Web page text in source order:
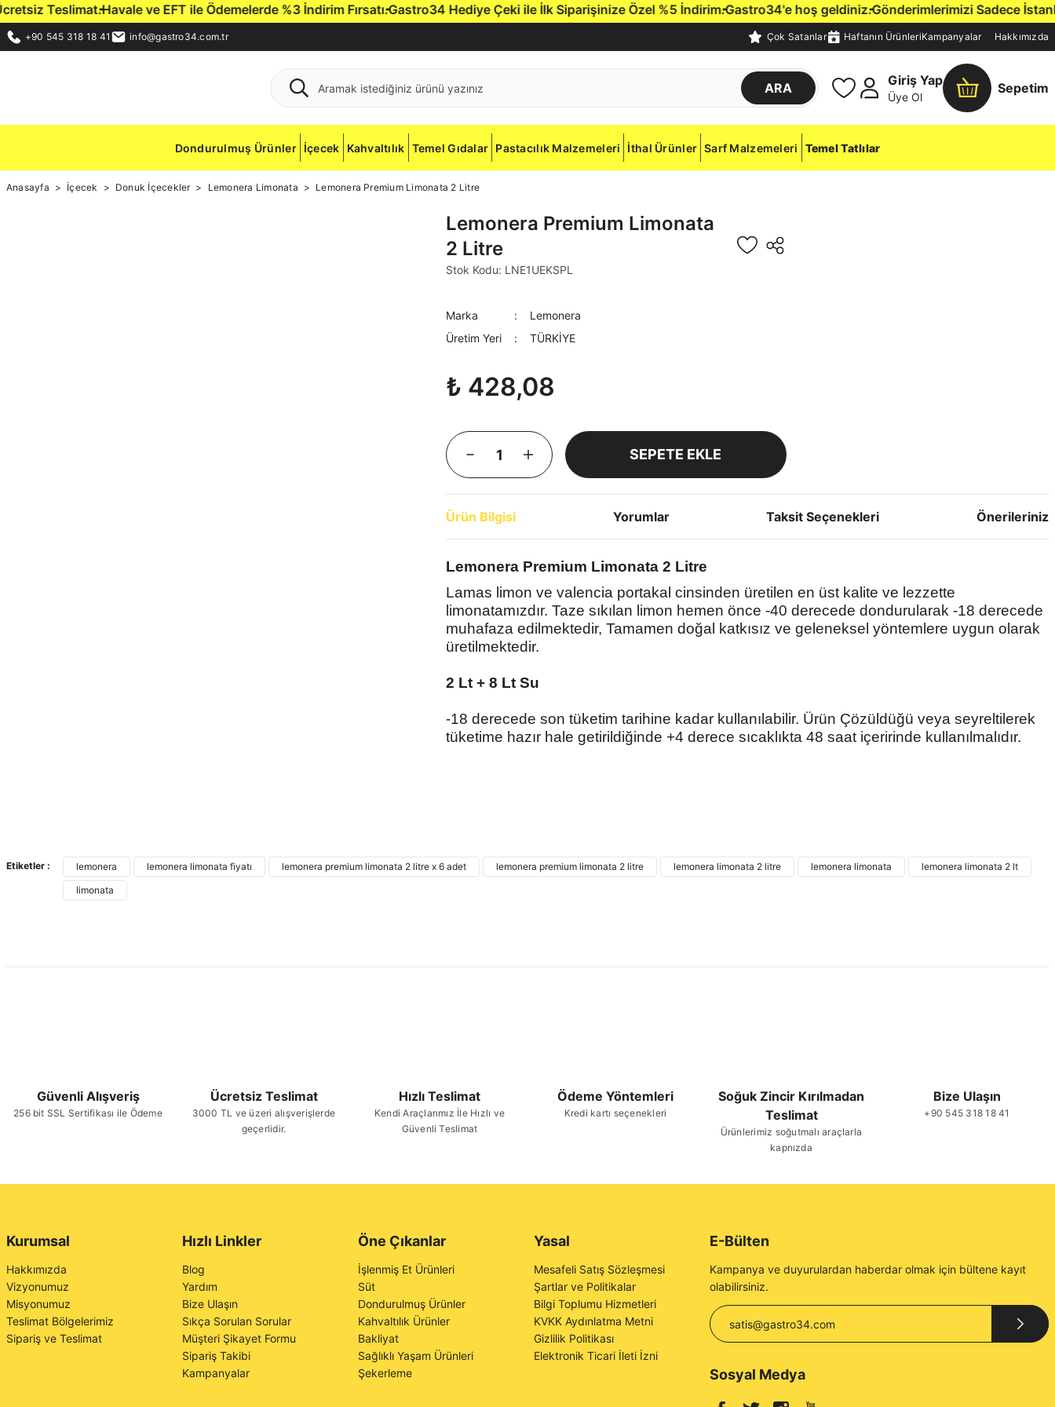
Teslimat.Havale ve EFT ile Ödemelerde %3 İndirim Fırsatı.Gastro34 Hediye Çeki ile İlk Siparişinize Özel %5 İndirim.Gastro34'e hoş geldiniz.Gönderimlerimizi Sadece İstanbul
+90 545 318 18 41 info@gastro34.com.tr Çok Satanlar Haftanın ÜrünleriKampanyalar Hakkımızda
ARA
Giriş Yap
Üye Ol
Sepetim
Dondurulmuş Ürünler İçecek Kahvaltılık Temel Gıdalar Pastacılık Malzemeleri İthal Ürünler Sarf Malzemeleri Temel Tatlılar
Anasayfa İçecek Donuk İçecekler Lemonera Limonata Lemonera Premium Limonata 2 Litre
Lemonera Premium Limonata
2 Litre
Stok Kodu: LNE1UEKSPL
Marka
Lemonera
Üretim Yeri
TÜRKİYE
₺ 428,08
SEPETE EKLE
Ürün Bilgisi Yorumlar Taksit Seçenekleri Önerileriniz
Lemonera Premium Limonata 2 Litre
Lamas limon ve valencia portakal cinsinden üretilen en üst kalite ve lezzette
limonatamızdır. Taze sıkılan limon hemen önce -40 derecede dondurularak -18 derecede
muhafaza edilmektedir, Tamamen doğal katkısız ve geleneksel yöntemlere uygun olarak
üretilmektedir.
2 Lt + 8 Lt Su
-18 derecede son tüketim tarihine kadar kullanılabilir. Ürün Çözüldüğü veya seyreltilerek
tüketime hazır hale getirildiğinde +4 derece sıcaklıkta 48 saat içeririnde kullanılmalıdır.
Ürün fiyatı diğer sitelerden daha pahalı.
Gönder
Etiketler : lemonera lemonera limonata fiyatı lemonera premium limonata 2 litre x 6 adet lemonera premium limonata 2 litre lemonera limonata 2 litre lemonera limonata
lemonera limonata 2 lt
limonata
Güvenli Alışveriş
256 bit SSL Sertifikası ile Ödeme
Ücretsiz Teslimat
3000 TL ve üzeri alışverişlerde
geçerlidir.
Hızlı Teslimat
Kendi Araçlarımız İle Hızlı ve
Güvenli Teslimat
Ödeme Yöntemleri
Kredi kartı seçenekleri
Soğuk Zincir Kırılmadan
Teslimat
Ürünlerimiz soğutmalı araçlarla
kapnızda
Bize Ulaşın
+90 545 318 18 41
Kurumsal
Hakkımızda
Vizyonumuz
Misyonumuz
Teslimat Bölgelerimiz
Sipariş ve Teslimat
Hızlı Linkler
Blog
Yardım
Bize Ulaşın
Sıkça Sorulan Sorular
Müşteri Şikayet Formu
Sipariş Takibi
Kampanyalar
Öne Çıkanlar
İşlenmiş Et Ürünleri
Süt
Dondurulmuş Ürünler
Kahvaltılık Ürünler
Bakliyat
Sağlıklı Yaşam Ürünleri
Şekerleme
Yasal
Mesafeli Satış Sözleşmesi
Şartlar ve Politikalar
Bilgi Toplumu Hizmetleri
KVKK Aydınlatma Metni
Gizlilik Politikası
Elektronik Ticari İleti İzni
E-Bülten
Kampanya ve duyurulardan haberdar olmak için bültene kayıt
olabilirsiniz.
Sosyal Medya